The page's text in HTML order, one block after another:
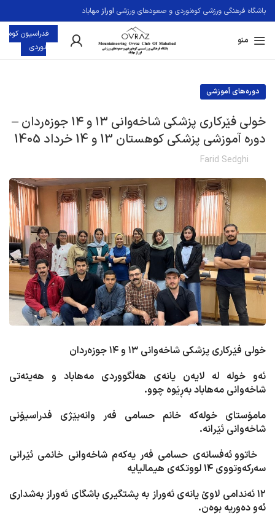
باشگاه فرهنگی ورزشی کوه‌نوردی و صعودهای ورزشی اوراز مهاباد
منو
فدراسيون کوه
نوردی
دوره‌های آموزشی
خولی فێرکاری پزشکی شاخەوانی ١٣ و ١٤ جوزەردان –
دوره آموزشی پزشکی کوهستان 13 و 14 خرداد 1405
Farid Sedghi
خولی فێرکاری پزشکی شاخەوانی ١٣ و ١٤ جوزەردان
ئەو خولە لە لایەن یانەی هەڵگووردی مەهاباد و هەیئەتی
شاخەوانی مەهاباد بەڕێوە چوو.
مامۆستای خولەکە خانم حسامی فەر وانەبێژی فدراسیۆنی
شاخەوانی ئێرانە.
خاتوو ئەفسانەی حسامی فەر یەکەم شاخەوانی خانمی ئێرانی
سەرکەوتووی ١٤ لووتکەی هیمالیایە
١٢ ئەندامی لاوئ یانەی ئەوراز بە پشتگیری باشگای ئەوراز بەشداری
ئەو دەوریە بوەن.